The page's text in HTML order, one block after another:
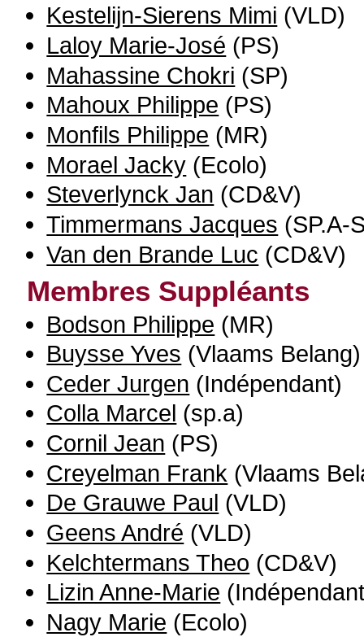
Kestelijn-Sierens Mimi (VLD)
Laloy Marie-José (PS)
Mahassine Chokri (SP)
Mahoux Philippe (PS)
Monfils Philippe (MR)
Morael Jacky (Ecolo)
Steverlynck Jan (CD&V)
Timmermans Jacques (SP.A-
Van den Brande Luc (CD&V)
Membres Suppléants
Bodson Philippe (MR)
Buysse Yves (Vlaams Belang)
Ceder Jurgen (Indépendant)
Colla Marcel (sp.a)
Cornil Jean (PS)
Creyelman Frank (Vlaams
De Grauwe Paul (VLD)
Geens André (VLD)
Kelchtermans Theo (CD&V)
Lizin Anne-Marie
Nagy Marie (Ecolo)